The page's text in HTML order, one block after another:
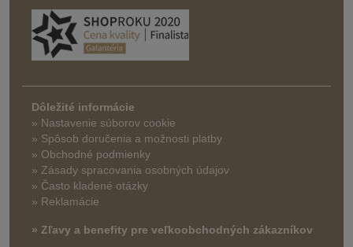
Dôležité informácie
» Nastavenie súborov cookie
» Spôsob doručenia a možnosti platby
» Obchodné podmienky
» Zásady spracovania osobných údajov
» Často kladené otázky
» Reklamácie
» Zľavy a benefity pre veľkoobchodných zákazníkov